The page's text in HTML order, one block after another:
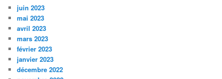
juin 2023
mai 2023
avril 2023
mars 2023
février 2023
janvier 2023
décembre 2022